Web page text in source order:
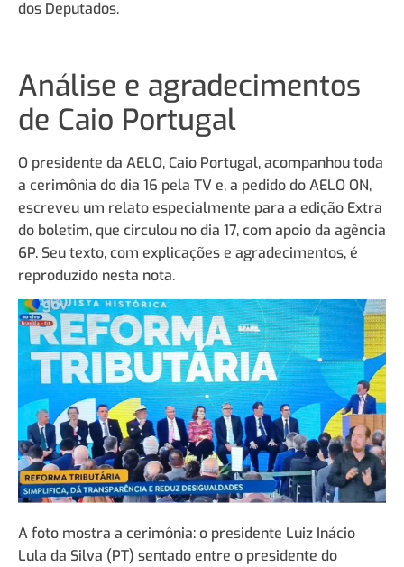
dos Deputados.
Análise e agradecimentos
de Caio Portugal
O presidente da AELO, Caio Portugal, acompanhou toda
a cerimônia do dia 16 pela TV e, a pedido do AELO ON,
escreveu um relato especialmente para a edição Extra
do boletim, que circulou no dia 17, com apoio da agência
6P. Seu texto, com explicações e agradecimentos, é
reproduzido nesta nota.
A foto mostra a cerimônia: o presidente Luiz Inácio
Lula da Silva (PT) sentado entre o presidente do